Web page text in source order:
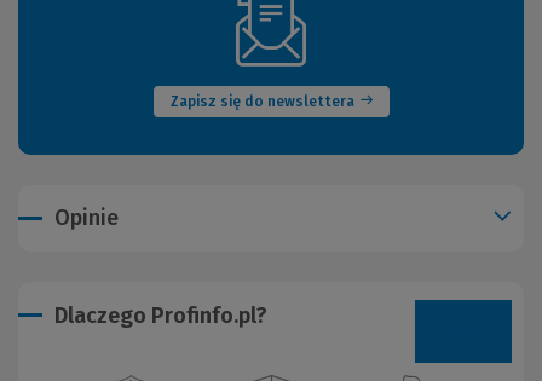
Zapisz się do newslettera
(Nowe
okno)
Opinie
Dlaczego Profinfo.pl?